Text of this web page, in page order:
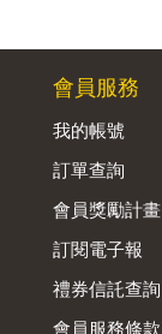
會員服務
我的帳號
訂單查詢
會員獎勵計畫
訂閱電子報
禮券信託查詢
會員服務條款